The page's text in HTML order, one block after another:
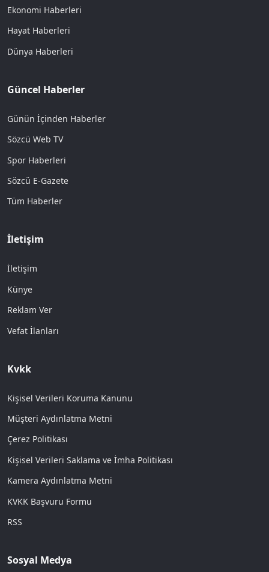
Ekonomi Haberleri
Hayat Haberleri
Dünya Haberleri
Güncel Haberler
Günün İçinden Haberler
Sözcü Web TV
Spor Haberleri
Sözcü E-Gazete
Tüm Haberler
İletişim
İletişim
Künye
Reklam Ver
Vefat İlanları
Kvkk
Kişisel Verileri Koruma Kanunu
Müşteri Aydınlatma Metni
Çerez Politikası
Kişisel Verileri Saklama ve İmha Politikası
Kamera Aydınlatma Metni
KVKK Başvuru Formu
RSS
Sosyal Medya